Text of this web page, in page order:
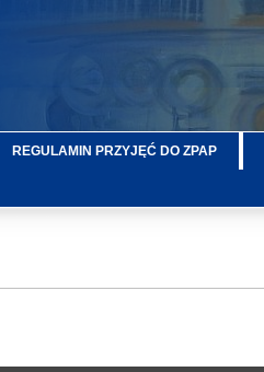
REGULAMIN PRZYJĘĆ DO ZPAP